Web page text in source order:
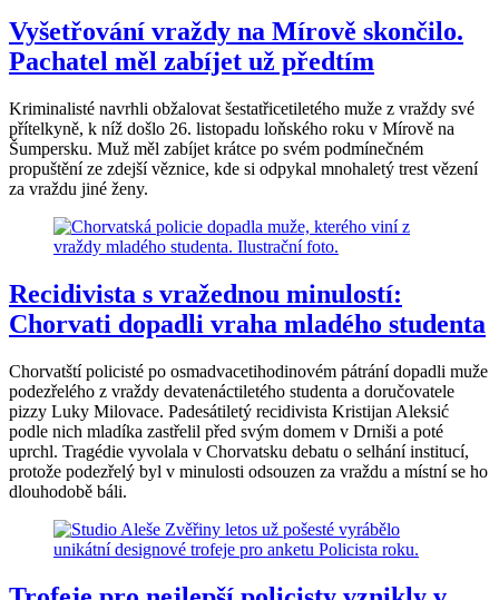
Vyšetřování vraždy na Mírově skončilo.
Pachatel měl zabíjet už předtím
Kriminalisté navrhli obžalovat šestatřicetiletého muže z vraždy své
přítelkyně, k níž došlo 26. listopadu loňského roku v Mírově na
Šumpersku. Muž měl zabíjet krátce po svém podmínečném
propuštění ze zdejší věznice, kde si odpykal mnohaletý trest vězení
za vraždu jiné ženy.
Recidivista s vražednou minulostí:
Chorvati dopadli vraha mladého studenta
Chorvatští policisté po osmadvacetihodinovém pátrání dopadli muže
podezřelého z vraždy devatenáctiletého studenta a doručovatele
pizzy Luky Milovace. Padesátiletý recidivista Kristijan Aleksić
podle nich mladíka zastřelil před svým domem v Drniši a poté
uprchl. Tragédie vyvolala v Chorvatsku debatu o selhání institucí,
protože podezřelý byl v minulosti odsouzen za vraždu a místní se ho
dlouhodobě báli.